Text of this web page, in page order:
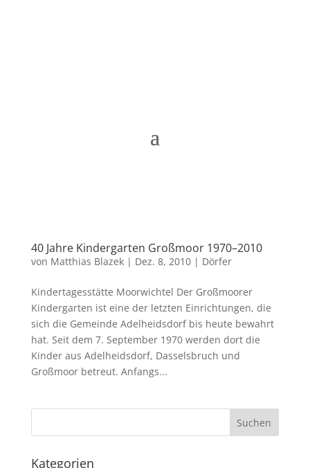
40 Jahre Kindergarten Großmoor 1970–2010
von Matthias Blazek| Dez. 8, 2010| Dörfer
Kindertagesstätte Moorwichtel Der Großmoorer
Kindergarten ist eine der letzten Einrichtungen, die
sich die Gemeinde Adelheidsdorf bis heute bewahrt
hat. Seit dem 7. September 1970 werden dort die
Kinder aus Adelheidsdorf, Dassels­bruch und
Großmoor betreut. An­fangs...
Kategorien